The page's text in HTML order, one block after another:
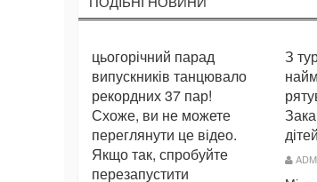
цьогорічний парад
випускників танцювало
рекордних 37 пар!
Схоже, ви не можете
переглянути це відео.
Якщо так, спробуйте
перезапустити
З